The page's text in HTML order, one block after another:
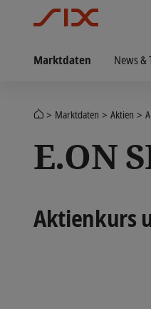
Marktdaten News &
Marktdaten Aktien
E.ON
Aktienkurs